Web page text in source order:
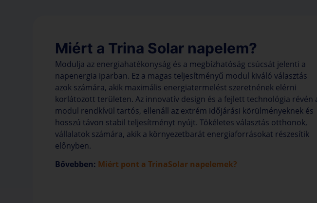
Miért a Trina Solar napelem?
Modulja az energiahatékonyság és a megbízhatóság csúcsát jelenti a
napenergia iparban. Ez a magas teljesítményű modul kiváló választás
azok számára, akik maximális energiatermelést szeretnének elérni
korlátozott területen. Az innovatív design és a fejlett technológia révén
modul rendkívül tartós, ellenáll az extrém időjárási körülményeknek és
hosszú távon stabil teljesítményt nyújt. Tökéletes választás otthonok,
vállalatok számára, akik a környezetbarát energiaforrásokat részesítik
előnyben.
Bővebben: Miért pont a TrinaSolar napelemek?